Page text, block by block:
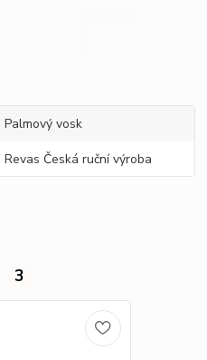
Palmový vosk
Revas Česká ruční výroba
3